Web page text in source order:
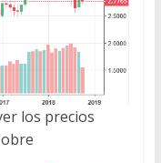
los precios